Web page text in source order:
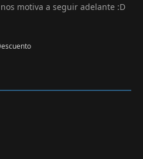
motiva a seguir adelante :D